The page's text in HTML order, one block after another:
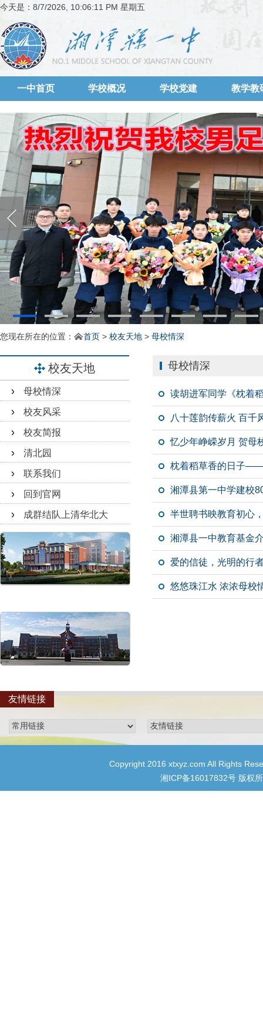
今天是： 8/7/2026, 10:06:11 PM 星期五
一中首页 学校概况 学校党建 教学教
您现在所在的位置： 首页 > 校友天地 > 母校情深
校友天地
母校情深
校友风采
校友简报
清北园
联系我们
回到官网
成群结队上清华北大
母校情深
读胡进军同学《枕着
八十莲韵传薪火 百
忆少年峥嵘岁月 贺
枕着稻草香的日子
湘潭县第一中学建校
半世聘书映教育初心
湘潭县一中教育基金
爱的信徒，光明的行
悠悠珠江水 浓浓母校
友情链接
Copyright 2016 xtxyz.com All Rights
湘ICP备16017832号 版权